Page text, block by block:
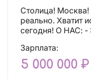
Столица!
реально. Хватит
Зарплата:
5 000 000 ₽